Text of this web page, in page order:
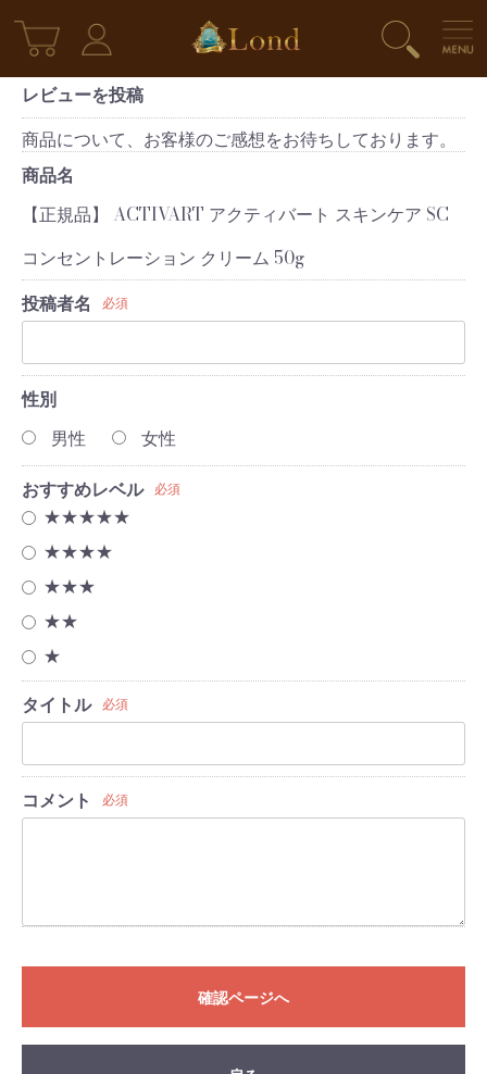
レビューを投稿
商品について、お客様のご感想をお待ちしております。
商品名
【正規品】 ACTIVART アクティバート スキンケア SC
コンセントレーション クリーム 50g
投稿者名
必須
性別
男性
女性
おすすめレベル 必須
★★★★★
★★★★
★★★
★★
★
タイトル 必須
コメント 必須
確認ページへ